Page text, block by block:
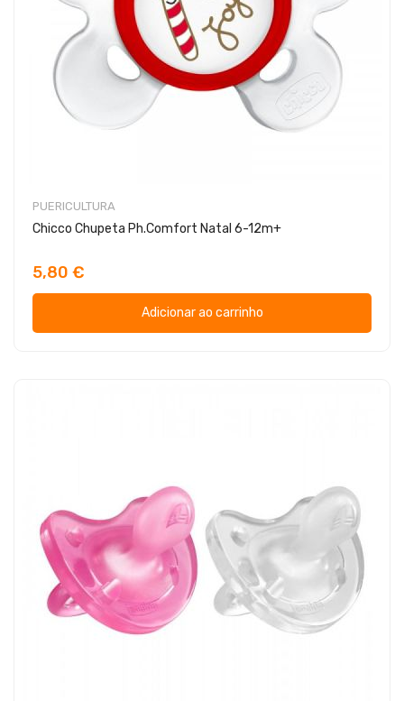
PUERICULTURA
Chicco Chupeta Ph.Comfort Natal 6-12m+
5,80 €
Adicionar ao carrinho